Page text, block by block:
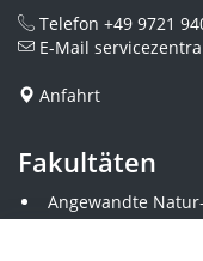
Telefon +49 9721
E-Mail
Anfahrt
Fakultäten
Angewandte
Angewandte